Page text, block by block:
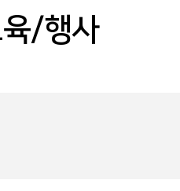
/행사